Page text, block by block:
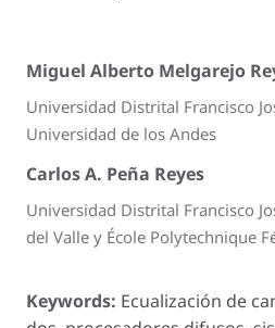
Miguel Alberto Melgarejo
Universidad Distrital Francisco
Universidad de los Andes
Carlos A. Peña Reyes
Universidad Distrital Francisco
del Valle y École Polytechnique
Keywords: Ecualización de